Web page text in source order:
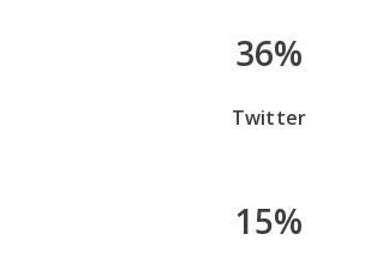
36%
Twitter
15%